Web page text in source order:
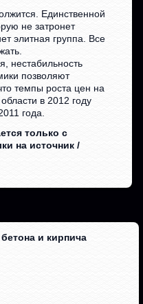
Единственной
не затронет
элитная группа. Все
нестабильность
позволяют
темпы роста цен на
в 2012 году
года.
только с
на источник /
и кирпича